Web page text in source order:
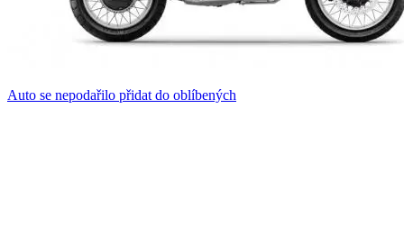
Auto se nepodařilo přidat do oblíbených